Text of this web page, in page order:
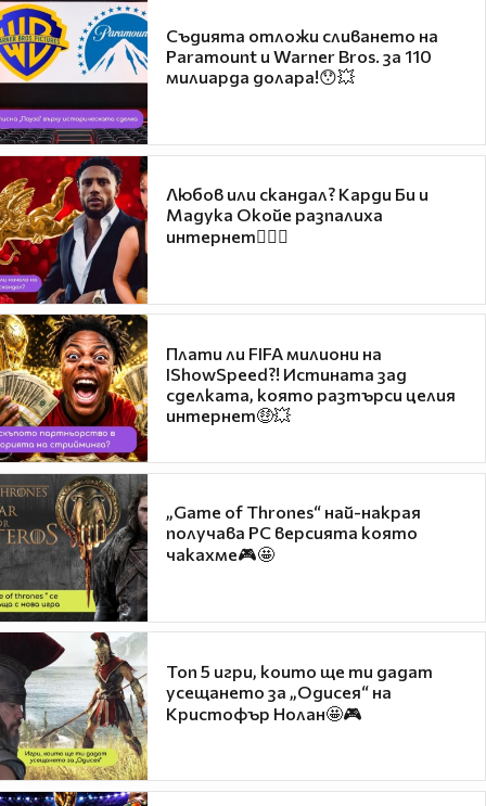
Съдията отложи сливането на
Paramount и Warner Bros. за 110
милиарда долара!😯💥
Любов или скандал? Карди Би и
Мадука Окойе разпалиха
интернет❤️‍🔥🔥
Плати ли FIFA милиони на
IShowSpeed?! Истината зад
сделката, която разтърси целия
интернет🤑💥
„Game of Thrones“ най-накрая
получава PC версията която
чакахме🎮🤩
Топ 5 игри, които ще ти дадат
усещането за „Одисея“ на
Кристофър Нолан🤩🎮